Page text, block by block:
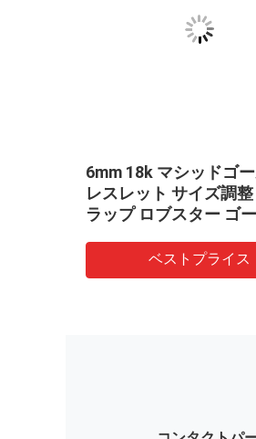
6mm 18k マシッドゴ
レスレット サイズ調整
ラップ ロブスター ゴ
ベストプライス